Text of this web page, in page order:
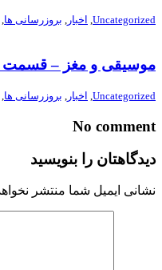
Uncategorized اخبار بروزرسانی ها
موسیقی و مغز – قسمت
Uncategorized
, اخبار , بروزرسانی ها,
No comment
دیدگاهتان را بنویسید
نشانی ایمیل شما منتشر